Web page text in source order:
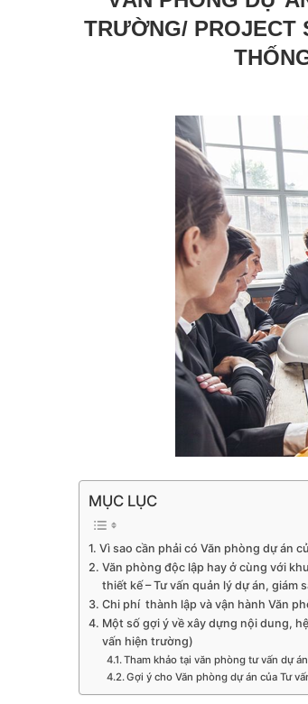
TRƯỜNG/ PROJECT
MỤC LỤC
Vì sao cần phải có Văn phòng dự án
Văn phòng độc lập hay ở cùng với
thiết kế – Tư vấn quản lý dự án, giám
Chi phí thành lập và vận hành Văn
Một số gợi ý về xây dựng nội dung,
vấn hiện trường)
Tham khảo tại văn phòng tư vấn dự
Gợi ý cho Văn phòng dự án của Tư